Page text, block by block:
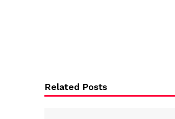
Related Posts